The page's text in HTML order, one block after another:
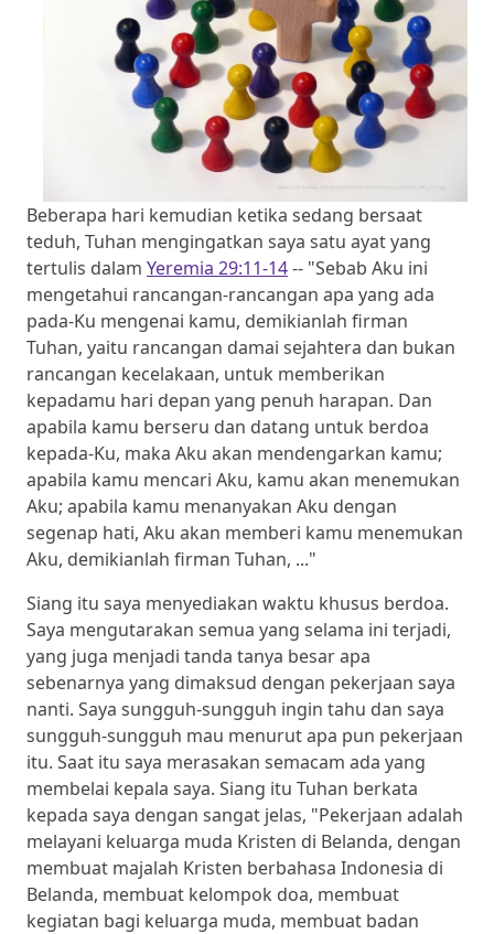
Beberapa hari kemudian ketika sedang bersaat
teduh, Tuhan mengingatkan saya satu ayat yang
tertulis dalam Yeremia 29:11-14-- "Sebab Aku ini
mengetahui rancangan-rancangan apa yang ada
pada-Ku mengenai kamu, demikianlah firman
Tuhan, yaitu rancangan damai sejahtera dan bukan
rancangan kecelakaan, untuk memberikan
kepadamu hari depan yang penuh harapan. Dan
apabila kamu berseru dan datang untuk berdoa
kepada-Ku, maka Aku akan mendengarkan kamu;
apabila kamu mencari Aku, kamu akan menemukan
Aku; apabila kamu menanyakan Aku dengan
segenap hati, Aku akan memberi kamu menemukan
Aku, demikianlah firman Tuhan, ..."
Siang itu saya menyediakan waktu khusus berdoa.
Saya mengutarakan semua yang selama ini terjadi,
yang juga menjadi tanda tanya besar apa
sebenarnya yang dimaksud dengan pekerjaan saya
nanti. Saya sungguh-sungguh ingin tahu dan saya
sungguh-sungguh mau menurut apa pun pekerjaan
itu. Saat itu saya merasakan semacam ada yang
membelai kepala saya. Siang itu Tuhan berkata
kepada saya dengan sangat jelas, "Pekerjaan adalah
melayani keluarga muda Kristen di Belanda, dengan
membuat majalah Kristen berbahasa Indonesia di
Belanda, membuat kelompok doa, membuat
kegiatan bagi keluarga muda, membuat badan